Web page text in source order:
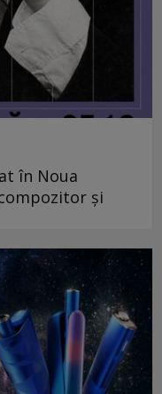
în Noua
și